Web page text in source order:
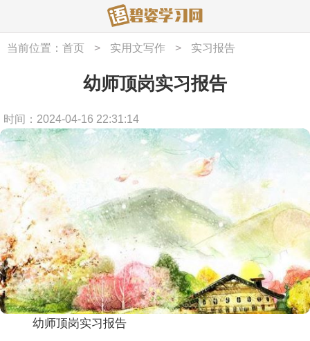
当前位置： 首页 > 实用文写作 > 实习报告
幼师顶岗实习报告
时间：2024-04-16 22:31:14
幼师顶岗实习报告